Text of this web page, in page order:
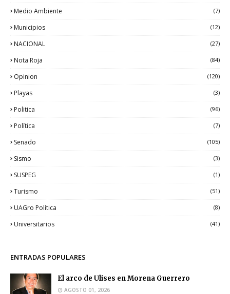
Medio Ambiente (7)
Municipios (12)
NACIONAL (27)
Nota Roja (84)
Opinion (120)
Playas (3)
Politica (96)
Política (7)
Senado (105)
Sismo (3)
SUSPEG (1)
Turismo (51)
UAGro Política (8)
Universitarios (41)
ENTRADAS POPULARES
El arco de Ulises en Morena Guerrero
AGOSTO 01, 2026